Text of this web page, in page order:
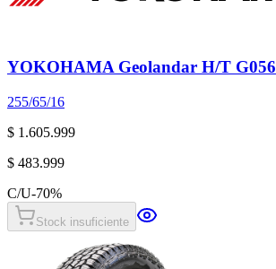
YOKOHAMA Geolandar H/T G056
255/65/16
$ 1.605.999
$ 483.999
C/U-70%
Stock insuficiente